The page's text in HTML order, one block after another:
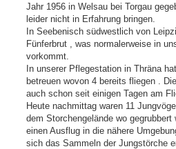
Jahr 1956 in Welsau bei Torgau
leider nicht in Erfahrung bringen.
In Seebenisch südwestlich von
Fünferbrut , was normalerweise in
vorkommt.
In unserer Pflegestation in Thräna
betreuen wovon 4 bereits fliegen .
auch schon seit einigen Tagen am
Heute nachmittag waren 11
dem Storchengelände wo
einen Ausflug in die nähere
sich das Sammeln der Jungstörche